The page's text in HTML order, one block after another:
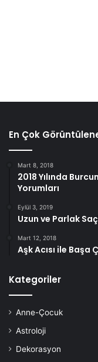
elektrolitler,
En Çok
Mart 8, 2018
2018 Yılında
Yorumları
Eylül 3, 2019
Uzun ve Parlak
Mart 12, 2018
Aşk Acısı ile Başa
Kategoriler
Anne-Çocuk
Astroloji
Dekorasyon